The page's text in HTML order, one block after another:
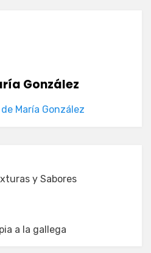
González
María González
y Sabores
a la gallega